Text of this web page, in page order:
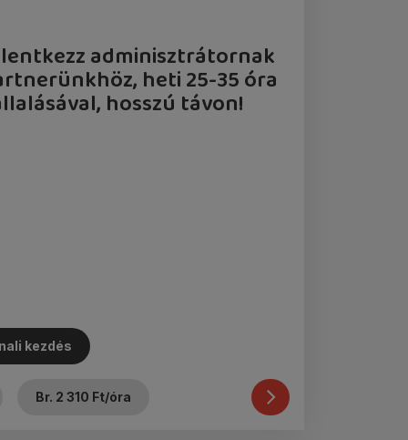
adminisztrátornak
heti 25-35 óra
hosszú távon!
kezdés
Br. 2 310 Ft/óra
Betelt